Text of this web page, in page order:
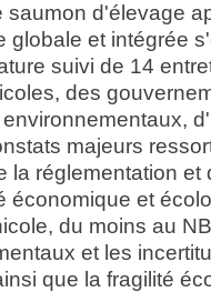
saumon d'élevage
globale et intégrée
suivi de 14
des
majeurs
la réglementation et
économique et
du moins au
et les
que la fragilité